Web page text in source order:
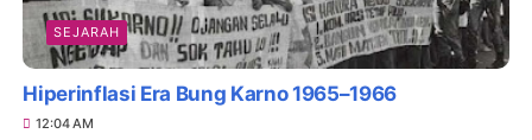
SEJARAH
Hiperinflasi Era Bung Karno 1965–1966
12:04 AM